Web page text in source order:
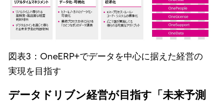
図表3：OneERP+でデータを中心に据えた経営の
実現を目指す
データドリブン経営が目指す「未来予測